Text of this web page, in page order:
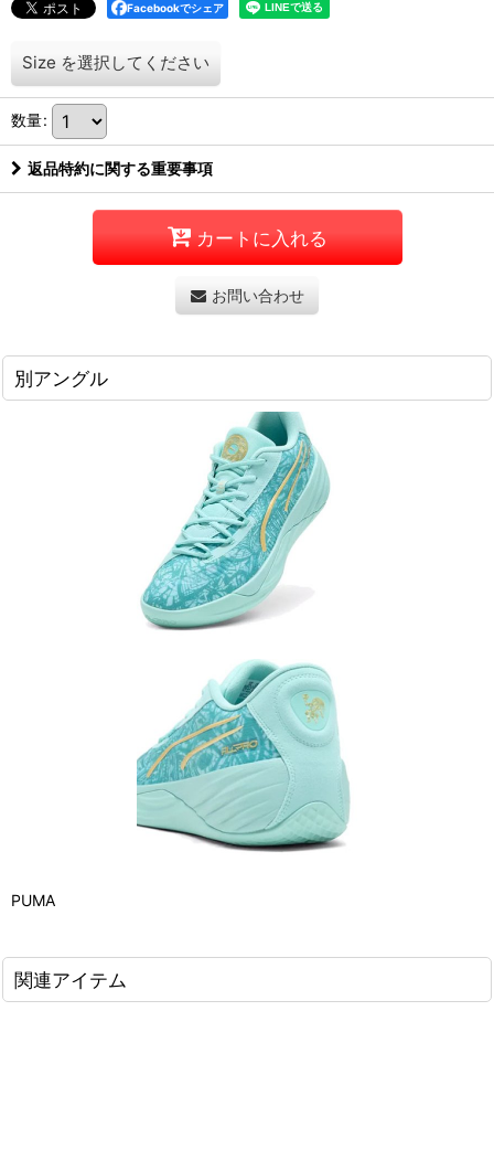
Facebookでシェア
Size を選択してください
数量:
返品特約に関する重要事項
カートに入れる
お問い合わせ
別アングル
PUMA
関連アイテム